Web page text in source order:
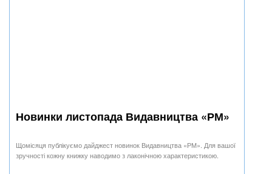
Новинки листопада Видавництва «РМ»
Щомісяця публікуємо дайджест новинок Видавництва «РМ». Для вашої
зручності кожну книжку наводимо з лаконічною характеристикою.